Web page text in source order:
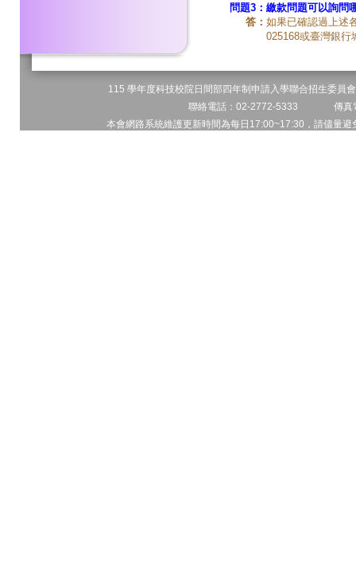
問題3： 繳款問題可以詢問
答： 如果已確認過上述
025168或臺灣銀行
115 學年度科技校院日間部四年制申請入學聯合招生委
聯絡電話：02-2772-5333 傳
本會網路系統維護更新時間為每日17:00~17:30，請儘量